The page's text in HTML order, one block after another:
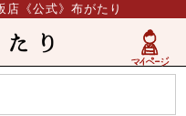
店《公式》布がたり